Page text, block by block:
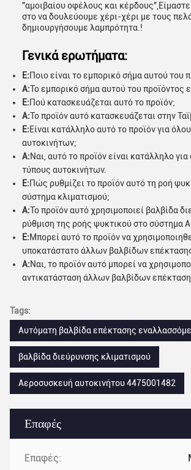
Επαφές
Επαφές:
"αμοιβαίου οφέλους και
στο να δουλεύουμε χέρι-χέρι με τους
δημιουργήσουμε λαμπρότητα.!
Γενικά ερωτήματα:
Ε:Ποιο είναι το εμπορικό σήμα αυτού του
Α:Το εμπορικό σήμα αυτού του προϊόντος
Ε:Πού κατασκευάζεται αυτό το προϊόν;
Α:Το προϊόν αυτό κατασκευάζεται στην
Ε:Είναι κατάλληλο αυτό το προϊόν για
αυτοκινήτων;
Α:Ναι, αυτό το προϊόν είναι κατάλληλο
τύπους αυτοκινήτων.
Ε:Πώς ρυθμίζει το προϊόν αυτό τη ροή
σύστημα κλιματισμού;
Α:Το προϊόν αυτό χρησιμοποιεί βαλβίδα
ρύθμιση της ροής ψυκτικού στο σύστημα
Ε:Μπορεί αυτό το προϊόν να
υποκατάστατο άλλων βαλβίδων
Α:Ναι, το προϊόν αυτό μπορεί να
αντικατάσταση άλλων βαλβίδων
Tags:
Αυτόματη βαλβίδα επέκτασης
βαλβίδα διεύρυνσης κλιματισμού
Αεροσυσκευή αυτοκινήτου 4475001482